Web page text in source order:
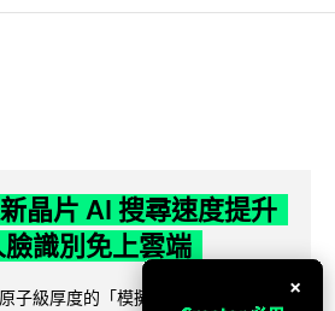
晶片 AI 搜尋速度提升
識別免上雲端
子級厚度的「模擬存內搜尋」晶片，
×